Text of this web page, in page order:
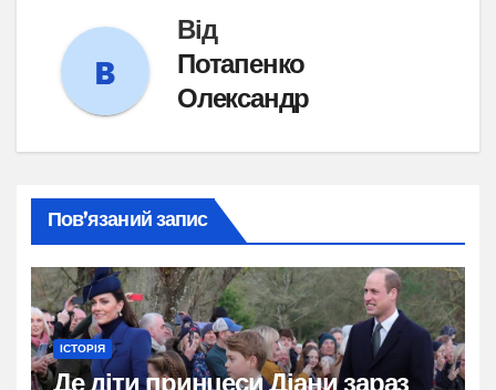
Від
Потапенко
Олександр
Пов’язаний запис
ІСТОРІЯ
Де діти принцеси Діани зараз